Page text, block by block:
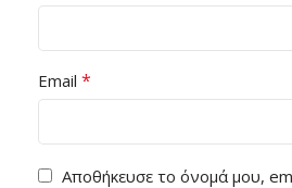
Email *
Αποθήκευσε το όνομά μου,